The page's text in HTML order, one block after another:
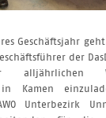
Geschäftsjahr
der
alljährlichen
in Kamen
Unterbezirk